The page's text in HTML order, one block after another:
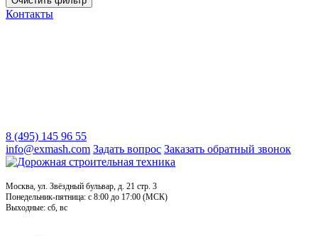
Контакты
8 (495) 145 96 55
info@exmash.com Задать вопрос Заказать обратный звонок
Москва, ул. Звёздный бульвар, д. 21 стр. 3
Понедельник-пятница: c 8:00 до 17:00 (МСК)
Выходные: сб, вс